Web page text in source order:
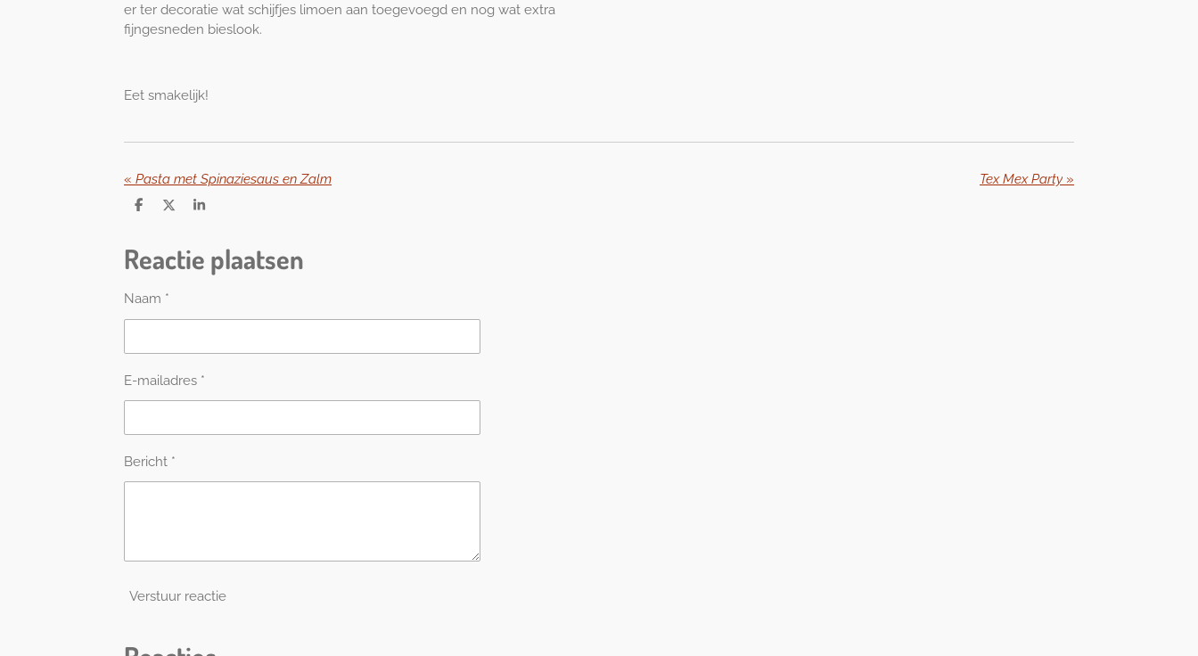
er ter decoratie wat schijfjes limoen aan toegevoegd en nog wat extra
fijngesneden bieslook.
Eet smakelijk!
« Pasta met Spinaziesaus en Zalm Tex Mex Party »
D
e
n
D
S
e
Reactie plaatsen
Naam *
E-mailadres *
Bericht *
Verstuur reactie